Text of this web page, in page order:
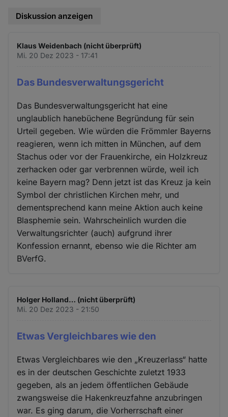
Diskussion anzeigen
Klaus Weidenbach (nicht überprüft)
Mi. 20 Dez 2023 - 17:41
Das Bundesverwaltungsgericht
Das Bundesverwaltungsgericht hat eine
unglaublich hanebüchene Begründung für sein
Urteil gegeben. Wie würden die Frömmler Bayerns
reagieren, wenn ich mitten in München, auf dem
Stachus oder vor der Frauenkirche, ein Holzkreuz
zerhacken oder gar verbrennen würde, weil ich
keine Bayern mag? Denn jetzt ist das Kreuz ja kein
Symbol der christlichen Kirchen mehr, und
dementsprechend kann meine Aktion auch keine
Blasphemie sein. Wahrscheinlich wurden die
Verwaltungsrichter (auch) aufgrund ihrer
Konfession ernannt, ebenso wie die Richter am
BVerfG.
Holger Holland… (nicht überprüft)
Mi. 20 Dez 2023 - 21:50
Etwas Vergleichbares wie den
Etwas Vergleichbares wie den „Kreuzerlass“ hatte
es in der deutschen Geschichte zuletzt 1933
gegeben, als an jedem öffentlichen Gebäude
zwangsweise die Hakenkreuzfahne anzubringen
war. Es ging darum, die Vorherrschaft einer
Cookies